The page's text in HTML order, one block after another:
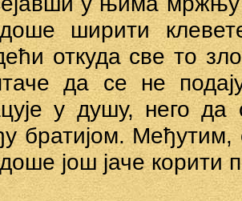
ширити
откуда све то
да се не
у душу, него да
братијом.
још јаче корити